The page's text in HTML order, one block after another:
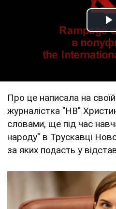
Про це написала на
журналістка "НВ"
словами, ще під час
народу" в Трускавці
за яких подасть у